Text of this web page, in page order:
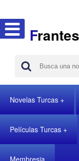
Frantes
Novelas Turcas
Películas Turcas
Membresia